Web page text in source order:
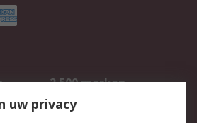
2.500 merken
Inkoopoplossingen
uw privacy